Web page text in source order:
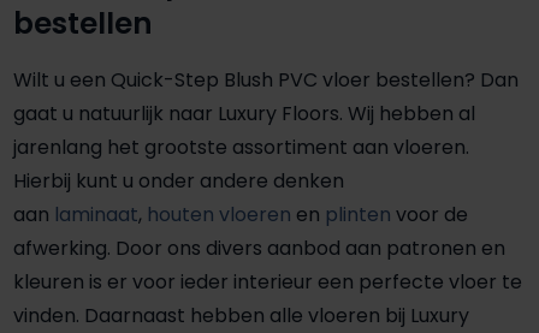
bestellen
Wilt u een Quick-Step Blush PVC vloer bestellen? Dan
gaat u natuurlijk naar Luxury Floors. Wij hebben al
jarenlang het grootste assortiment aan vloeren.
Hierbij kunt u onder andere denken
aan laminaat, houten vloeren en plinten voor de
afwerking. Door ons divers aanbod aan patronen en
kleuren is er voor ieder interieur een perfecte vloer te
vinden. Daarnaast hebben alle vloeren bij Luxury